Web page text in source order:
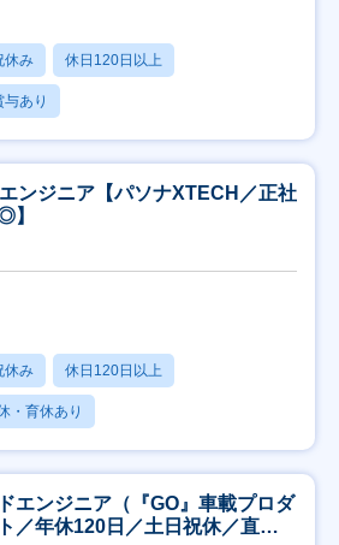
休み 休日120日以上
与あり
ンジニア【パソナXTECH／正社
】
休み 休日120日以上
・育休あり
エンジニア（『GO』車載プロダ
／年休120日／土日祝休／直行